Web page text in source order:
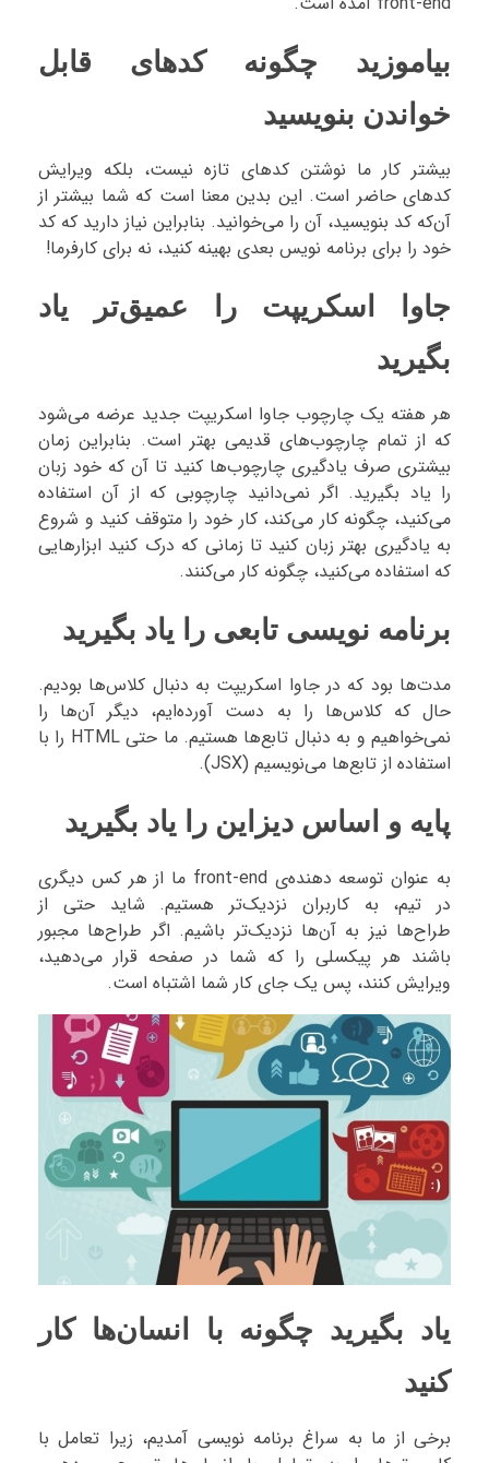
بیاموزید چگونه کدهای قابل
خواندن بنویسید
بیشتر کار ما نوشتن کدهای تازه نیست، بلکه ویرایش
کدهای حاضر است. این بدین معنا است که شما بیشتر از
آن‌که کد بنویسید، آن را می‌خوانید. بنابراین نیاز دارید که کد
خود را برای برنامه نویس بعدی بهینه کنید، نه برای کارفرما!
جاوا اسکریپت را عمیق‌تر یاد
بگیرید
هر هفته یک چارچوب جاوا اسکریپت جدید عرضه می‌شود
که از تمام چارچوب‌های قدیمی بهتر است. بنابراین زمان
بیشتری صرف یادگیری چارچوب‌ها کنید تا آن که خود زبان
را یاد بگیرید. اگر نمی‌دانید چارچوبی که از آن استفاده
می‌کنید، چگونه کار می‌کند، کار خود را متوقف کنید و شروع
به یادگیری بهتر زبان کنید تا زمانی که درک کنید ابزارهایی
که استفاده می‌کنید، چگونه کار می‌کنند.
برنامه نویسی تابعی را یاد بگیرید
مدت‌ها بود که در جاوا اسکریپت به دنبال کلاس‌ها بودیم.
حال که کلاس‌ها را به دست آورده‌ایم، دیگر آن‌ها را
نمی‌خواهیم و به دنبال تابع‌ها هستیم. ما حتی HTML را با
استفاده از تابع‌ها می‌نویسیم (JSX).
پایه و اساس دیزاین را یاد بگیرید
به عنوان توسعه دهنده‌ی front-end ما از هر کس دیگری
در تیم، به کاربران نزدیک‌تر هستیم. شاید حتی از
طراح‌ها نیز به آن‌ها نزدیک‌تر باشیم. اگر طراح‌ها مجبور
باشند هر پیکسلی را که شما در صفحه قرار می‌دهید،
ویرایش کنند، پس یک جای کار شما اشتباه است.
یاد بگیرید چگونه با انسان‌ها کار
کنید
برخی از ما به سراغ برنامه نویسی آمدیم، زیرا تعامل با